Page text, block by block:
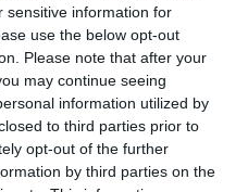
sensitive information for
use the below opt-out
Please note that after your
may continue seeing
information utilized by
to third parties prior to
opt-out of the further
by third parties on the
híreivel vár azUtazás
a lépést, hogy az új